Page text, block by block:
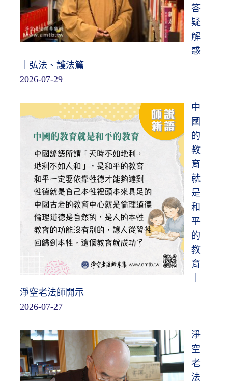
答
疑
解
惑
｜弘法、護法篇
2026-07-29
中
國
的
教
育
就
是
和
平
的
教
育
淨空老法師開示
2026-07-27
淨
空
老
法